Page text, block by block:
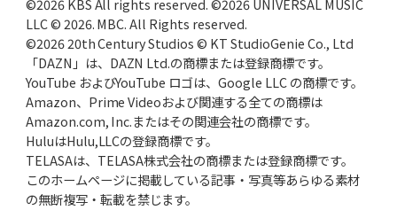
©2026 KBS All rights reserved. ©2026 UNIVERSAL MUSIC
LLC © 2026. MBC. All Rights reserved.
©2026 20th Century Studios © KT StudioGenie Co., Ltd
「DAZN」は、DAZN Ltd.の商標または登録商標です。
YouTube およびYouTube ロゴは、Google LLC の商標です。
Amazon、Prime Videoおよび関連する全ての商標は
Amazon.com, Inc.またはその関連会社の商標です。
HuluはHulu,LLCの登録商標です。
TELASAは、TELASA株式会社の商標または登録商標です。
このホームページに掲載している記事・写真等あらゆる素材
の無断複写・転載を禁じます。